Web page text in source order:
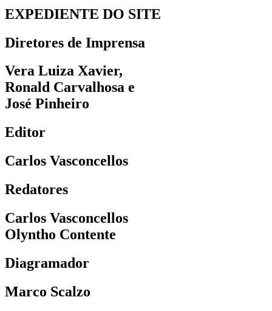
EXPEDIENTE DO SITE
Diretores de Imprensa
Vera Luiza Xavier,
Ronald Carvalhosa e
José Pinheiro
Editor
Carlos Vasconcellos
Redatores
Carlos Vasconcellos
Olyntho Contente
Diagramador
Marco Scalzo